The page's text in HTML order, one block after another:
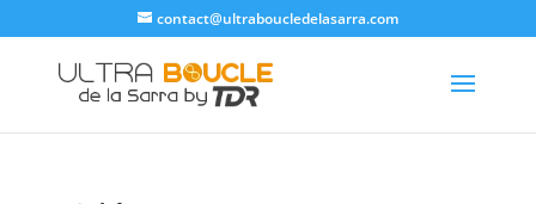
contact@ultraboucledelasarra.com